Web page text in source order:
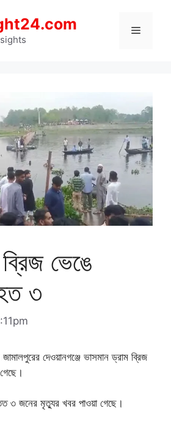
Menu
ভেঙে
৩
দেওয়ানগঞ্জে ভাসমান ড্রাম ব্রিজ
জনের মৃত্যুর খবর পাওয়া গেছে।